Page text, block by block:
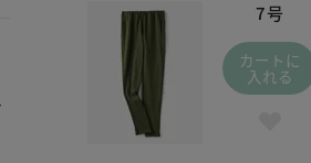
7号
カートに
入れる